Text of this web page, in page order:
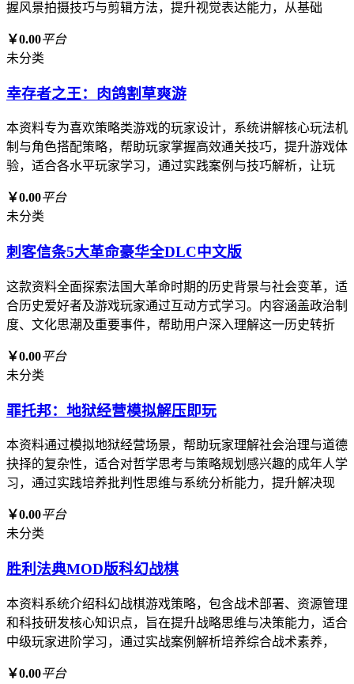
握风景拍摄技巧与剪辑方法，提升视觉表达能力，从基础
￥0.00平台
未分类
幸存者之王：肉鸽割草爽游
本资料专为喜欢策略类游戏的玩家设计，系统讲解核心玩法机
制与角色搭配策略，帮助玩家掌握高效通关技巧，提升游戏体
验，适合各水平玩家学习，通过实践案例与技巧解析，让玩
￥0.00平台
未分类
刺客信条5大革命豪华全DLC中文版
这款资料全面探索法国大革命时期的历史背景与社会变革，适
合历史爱好者及游戏玩家通过互动方式学习。内容涵盖政治制
度、文化思潮及重要事件，帮助用户深入理解这一历史转折
￥0.00平台
未分类
罪托邦：地狱经营模拟解压即玩
本资料通过模拟地狱经营场景，帮助玩家理解社会治理与道德
抉择的复杂性，适合对哲学思考与策略规划感兴趣的成年人学
习，通过实践培养批判性思维与系统分析能力，提升解决现
￥0.00平台
未分类
胜利法典MOD版科幻战棋
本资料系统介绍科幻战棋游戏策略，包含战术部署、资源管理
和科技研发核心知识点，旨在提升战略思维与决策能力，适合
中级玩家进阶学习，通过实战案例解析培养综合战术素养，
￥0.00平台